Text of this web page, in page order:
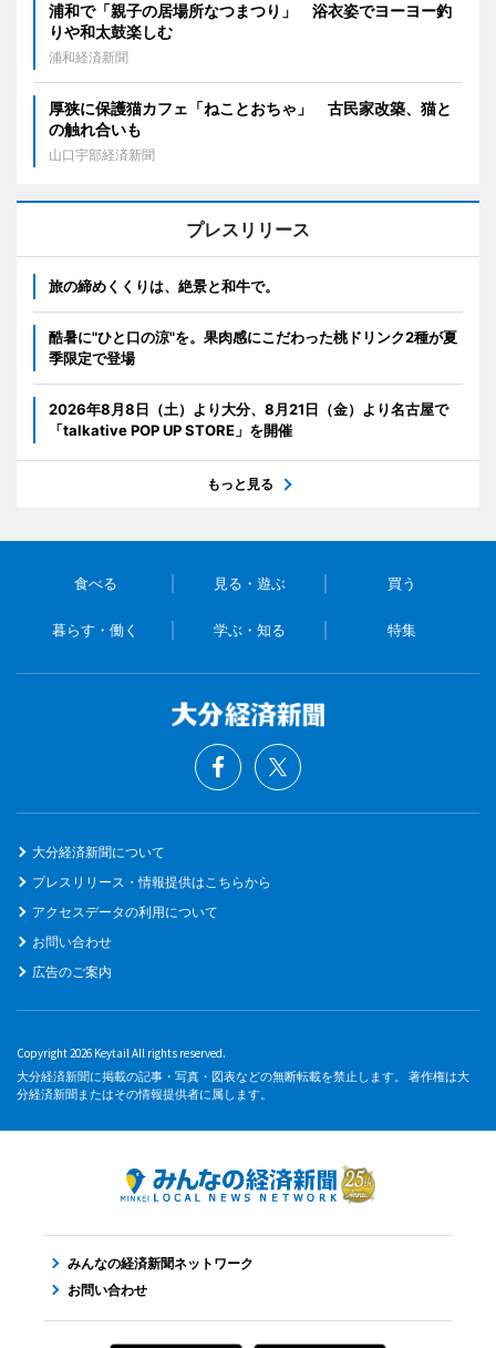
浦和で「親子の居場所なつまつり」 浴衣姿でヨーヨー釣
りや和太鼓楽しむ
浦和経済新聞
厚狭に保護猫カフェ「ねことおちゃ」 古民家改築、猫と
の触れ合いも
山口宇部経済新聞
プレスリリース
旅の締めくくりは、絶景と和牛で。
酷暑に"ひと口の涼"を。果肉感にこだわった桃ドリンク2種が夏
季限定で登場
2026年8月8日（土）より大分、8月21日（金）より名古屋で
「talkative POP UP STORE」を開催
もっと見る
食べる 見る・遊ぶ 買う
暮らす・働く 学ぶ・知る 特集
大分経済新聞について
プレスリリース・情報提供はこちらから
アクセスデータの利用について
お問い合わせ
広告のご案内
Copyright 2026 Keytail All rights reserved.
大分経済新聞に掲載の記事・写真・図表などの無断転載を禁止します。 著作権は大
分経済新聞またはその情報提供者に属します。
みんなの経済新聞ネットワーク
お問い合わせ